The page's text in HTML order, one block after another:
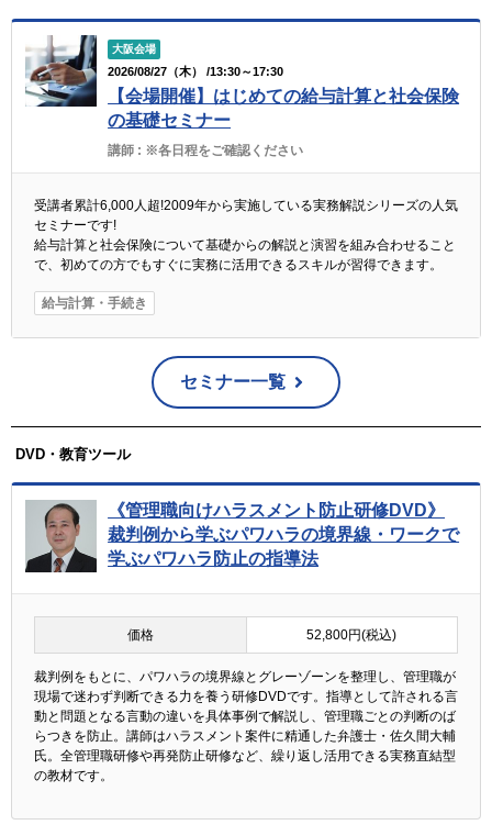
大阪会場
2026/08/27（木） /13:30～17:30
【会場開催】はじめての給与計算と社会保険
の基礎セミナー
講師 : ※各日程をご確認ください
受講者累計6,000人超!2009年から実施している実務解説シリーズの人気
セミナーです!
給与計算と社会保険について基礎からの解説と演習を組み合わせること
で、初めての方でもすぐに実務に活用できるスキルが習得できます。
給与計算・手続き
セミナー一覧
DVD・教育ツール
《管理職向けハラスメント防止研修DVD》
裁判例から学ぶパワハラの境界線・ワークで
学ぶパワハラ防止の指導法
価格 52,800円(税込)
裁判例をもとに、パワハラの境界線とグレーゾーンを整理し、管理職が
現場で迷わず判断できる力を養う研修DVDです。指導として許される言
動と問題となる言動の違いを具体事例で解説し、管理職ごとの判断のば
らつきを防止。講師はハラスメント案件に精通した弁護士・佐久間大輔
氏。全管理職研修や再発防止研修など、繰り返し活用できる実務直結型
の教材です。